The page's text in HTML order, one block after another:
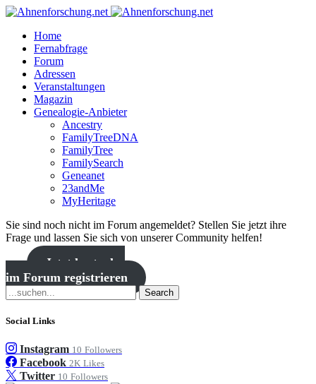
Home
Fernabfrage
Forum
Adressen
Veranstaltungen
Magazin
Genealogie-Anbieter
Ancestry
FamilyTreeDNA
FamilyTree
FamilySearch
Geneanet
23andMe
MyHeritage
Sie sind noch nicht im Forum angemeldet? Stellen Sie jetzt ihre
Frage und lassen Sie sich von unserer Community helfen!
Jetzt kostenlos
im Forum registrieren
Search
Social Links
Instagram 10 Followers
Facebook 2K Likes
Twitter 10 Followers